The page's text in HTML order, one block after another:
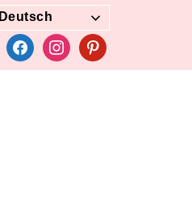
Deutsch
facebookinstagrampinterest